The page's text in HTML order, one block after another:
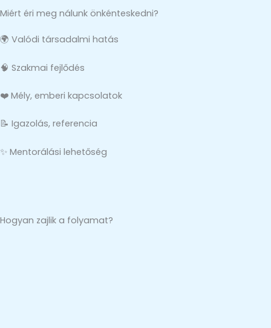
Miért éri meg nálunk önkénteskedni?
🌍 Valódi társadalmi hatás
🧠 Szakmai fejlődés
❤️ Mély, emberi kapcsolatok
📝 Igazolás, referencia
✨ Mentorálási lehetőség
Hogyan zajlik a folyamat?